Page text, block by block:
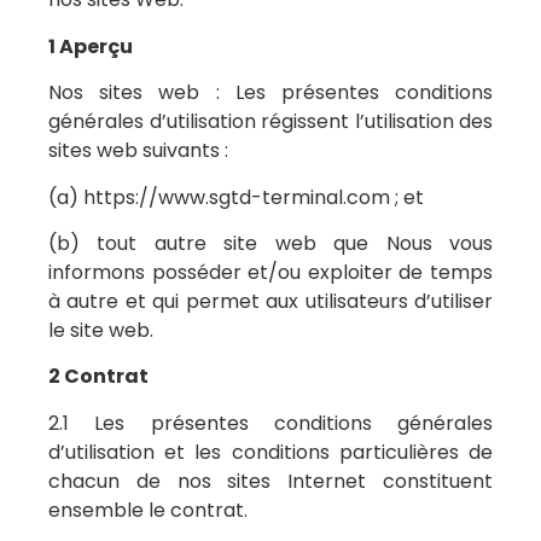
1 Aperçu
Nos sites web : Les présentes conditions
générales d’utilisation régissent l’utilisation des
sites web suivants :
(a) https://www.sgtd-terminal.com ; et
(b) tout autre site web que Nous vous
informons posséder et/ou exploiter de temps
à autre et qui permet aux utilisateurs d’utiliser
le site web.
2 Contrat
2.1 Les présentes conditions générales
d’utilisation et les conditions particulières de
chacun de nos sites Internet constituent
ensemble le contrat.